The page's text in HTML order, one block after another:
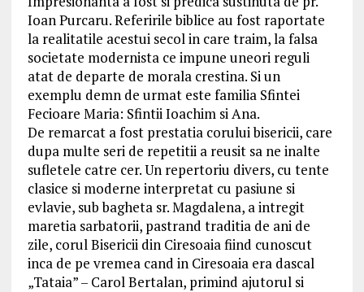
Ioan Purcaru. Referirile biblice au fost raportate
la realitatile acestui secol in care traim, la falsa
societate modernista ce impune uneori reguli
atat de departe de morala crestina. Si un
exemplu demn de urmat este familia Sfintei
Fecioare Maria: Sfintii Ioachim si Ana.
De remarcat a fost prestatia corului bisericii, care
dupa multe seri de repetitii a reusit sa ne inalte
sufletele catre cer. Un repertoriu divers, cu tente
clasice si moderne interpretat cu pasiune si
evlavie, sub bagheta sr. Magdalena, a intregit
maretia sarbatorii, pastrand traditia de ani de
zile, corul Bisericii din Ciresoaia fiind cunoscut
inca de pe vremea cand in Ciresoaia era dascal
„Tataia” – Carol Bertalan, primind ajutorul si